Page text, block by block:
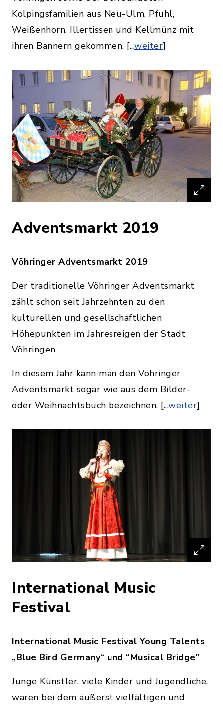
Kolpingsfamilien aus Neu-Ulm, Pfuhl,
Weißenhorn, Illertissen und Kellmünz mit
ihren Bannern gekommen. [...weiter]
Adventsmarkt 2019
Vöhringer Adventsmarkt 2019
Der traditionelle Vöhringer Adventsmarkt
zählt schon seit Jahrzehnten zu den
kulturellen und gesellschaftlichen
Höhepunkten im Jahresreigen der Stadt
Vöhringen.
In diesem Jahr kann man den Vöhringer
Adventsmarkt sogar wie aus dem Bilder-
oder Weihnachtsbuch bezeichnen. [...weiter]
International Music
Festival
International Music Festival Young Talents
„Blue Bird Germany“ und “Musical Bridge”
Junge Künstler, viele Kinder und Jugendliche,
waren bei dem äußerst vielfältigen und